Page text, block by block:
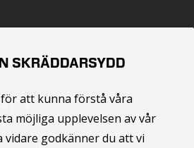
SKRÄDDARSYDD
att kunna förstå våra
möjliga upplevelsen av vår
vidare godkänner du att vi